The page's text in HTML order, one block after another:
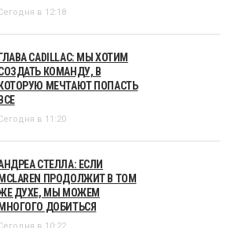
в 12:18
ГЛАВА CADILLAC: МЫ ХОТИМ
КОМАНДУ, В
КОТОРУЮ МЕЧТАЮТ ПОПАСТЬ
ВСЕ
в 11:20
СТЕЛЛА: ЕСЛИ
MCLAREN ПРОДОЛЖИТ В ТОМ
ДУХЕ, МЫ МОЖЕМ
МНОГОГО ДОБИТЬСЯ